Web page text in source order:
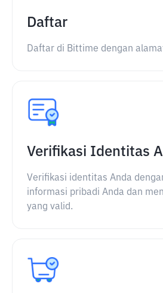
Daftar
Daftar di Bittime dengan
Verifikasi Identitas
Verifikasi identitas Anda
informasi pribadi Anda dan
yang valid.